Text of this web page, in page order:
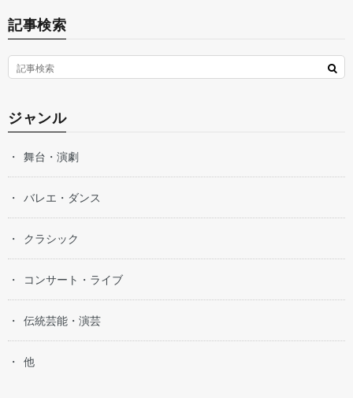
記事検索
ジャンル
舞台・演劇
バレエ・ダンス
クラシック
コンサート・ライブ
伝統芸能・演芸
他